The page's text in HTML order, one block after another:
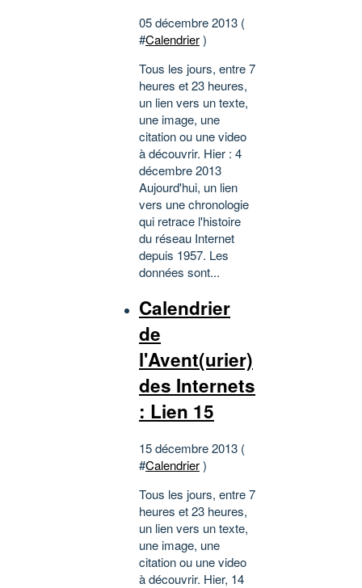
05 décembre 2013 (
#Calendrier)
Tous les jours, entre 7
heures et 23 heures,
un lien vers un texte,
une image, une
citation ou une video
à découvrir. Hier : 4
décembre 2013
Aujourd'hui, un lien
vers une chronologie
qui retrace l'histoire
du réseau Internet
depuis 1957. Les
données sont...
Calendrier
de
l'Avent(urier)
des Internets
: Lien 15
15 décembre 2013 (
#Calendrier)
Tous les jours, entre 7
heures et 23 heures,
un lien vers un texte,
une image, une
citation ou une video
à découvrir. Hier, 14